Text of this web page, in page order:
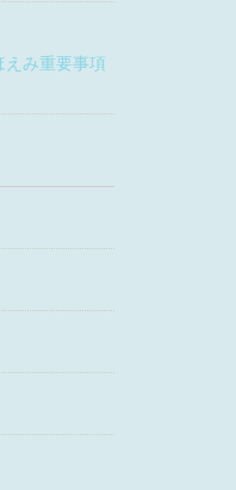
えみ重要事項